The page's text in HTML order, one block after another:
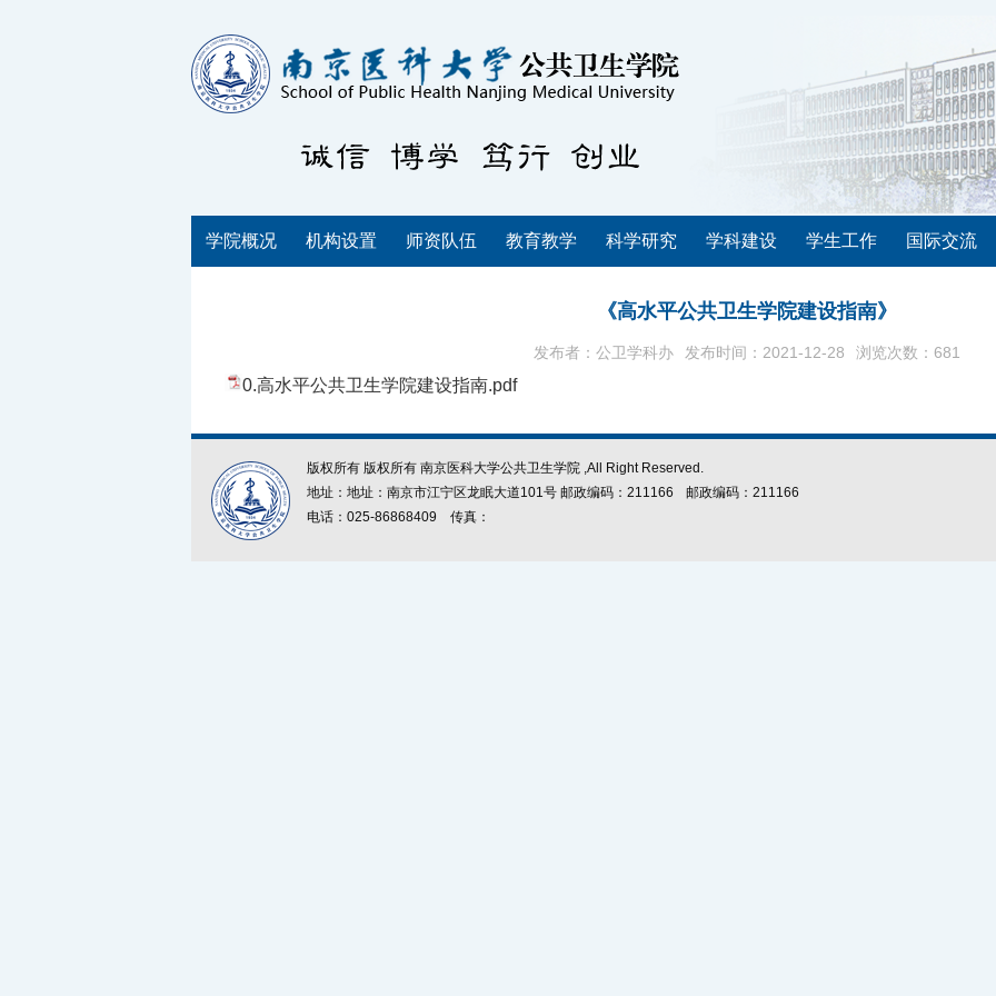
学院概况 机构设置 师资队伍 教育教学 科学研究 学科建设 学生工作 国际交流
《高水平公共卫生学院建设指南》
发布者：公卫学科办 发布时间：2021-12-28 浏览次数： 681
0.高水平公共卫生学院建设指南.pdf
版权所有 版权所有 南京医科大学公共卫生学院 ,All Right Reserved.
地址：地址：南京市江宁区龙眠大道101号 邮政编码：211166
邮政编码：211166
电话：025-86868409
传真：